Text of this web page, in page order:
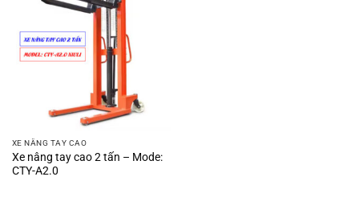
XE NÂNG TAY CAO
Xe nâng tay cao 2 tấn – Mode:
CTY-A2.0